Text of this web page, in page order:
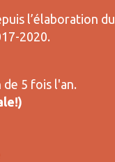
l’élaboration du
2020.
5 fois l'an.